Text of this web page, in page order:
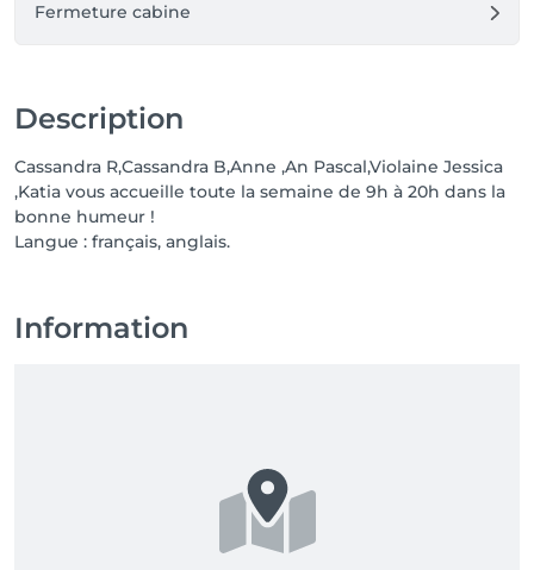
Fermeture cabine
Description
Cassandra R,Cassandra B,Anne ,An Pascal,Violaine Jessica
,Katia vous accueille toute la semaine de 9h à 20h dans la
bonne humeur !
Langue : français, anglais.
Information